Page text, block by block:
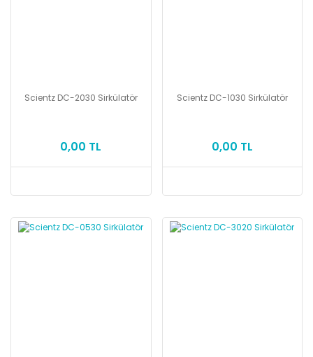
Scientz DC-2030 Sirkülatör
0,00 TL
Scientz DC-1030 Sirkülatör
0,00 TL